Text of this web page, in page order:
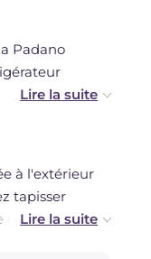
Padano
peut être
2 jours,
être
à l'extérieur
tapisser
de même